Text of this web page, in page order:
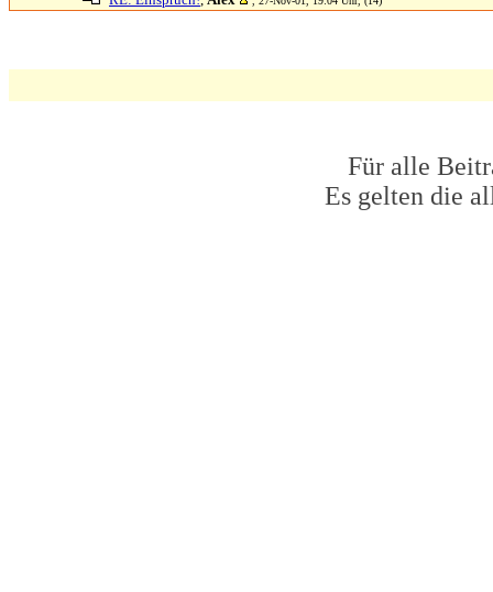
Für alle
Es gelten die